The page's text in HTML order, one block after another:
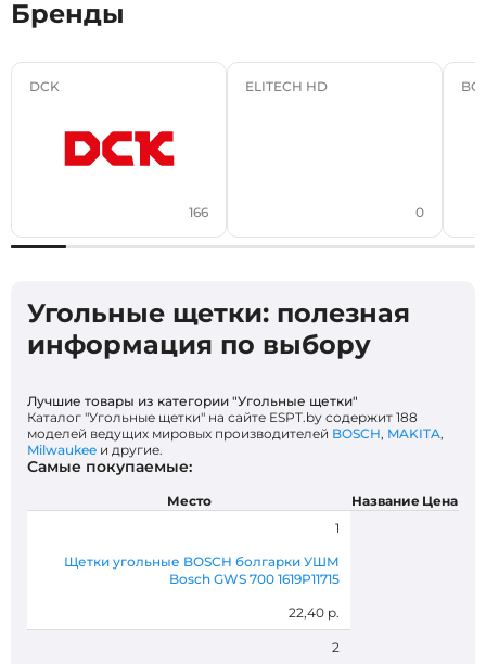
Бренды
DCK
166
ELITECH HD
0
Угольные щетки: полезная
информация по выбору
Лучшие товары из категории "Угольные щетки"
Каталог "Угольные щетки" на сайте ESPT.by содержит 188
моделей ведущих мировых производителей BOSCH, MAKITA,
Milwaukee и другие.
Самые покупаемые:
Место Название Цена
1
Щетки угольные BOSCH болгарки УШМ
Bosch GWS 700 1619P11715
22,40 р.
2